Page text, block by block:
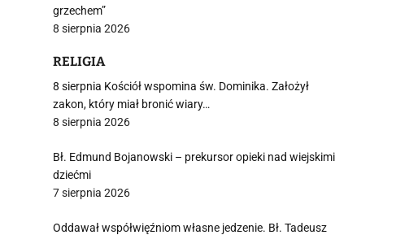
grzechem”
8 sierpnia 2026
RELIGIA
8 sierpnia Kościół wspomina św. Dominika. Założył
zakon, który miał bronić wiary…
8 sierpnia 2026
Bł. Edmund Bojanowski – prekursor opieki nad wiejskimi
dziećmi
7 sierpnia 2026
Oddawał współwięźniom własne jedzenie. Bł. Tadeusz